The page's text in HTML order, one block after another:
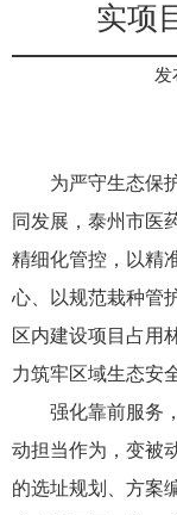
实项
发
为严守生态保
同发展，泰州市医
精细化管控，以精
心、以规范栽种管
区内建设项目占用
力筑牢区域生态安
强化靠前服务
动担当作为，变被
的选址规划、方案